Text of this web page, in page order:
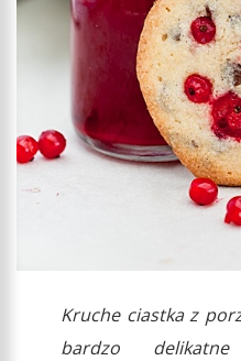
Kruche ciastka z
bardzo